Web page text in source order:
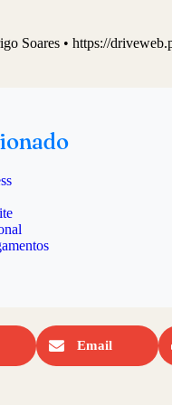
Soares • https://
Email